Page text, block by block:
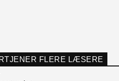
FLERE LÆSERE